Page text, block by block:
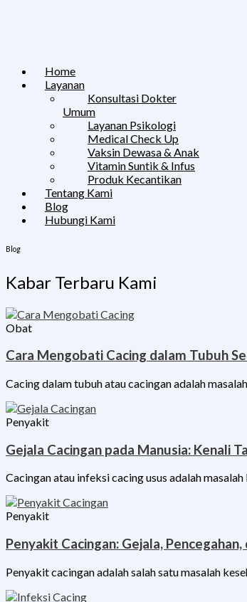
Home
Layanan
Konsultasi Dokter
Umum
Layanan Psikologi
Medical Check Up
Vaksin Dewasa & Anak
Vitamin Suntik & Infus
Produk Kecantikan
Tentang Kami
Blog
Hubungi Kami
Blog
Kabar Terbaru Kami
Obat
Cara Mengobati Cacing dalam Tubuh
Cacing dalam tubuh atau cacingan adalah
Penyakit
Gejala Cacingan pada Manusia: Kenali
Cacingan atau infeksi cacing usus adalah
Penyakit
Penyakit Cacingan: Gejala, Pencegahan,
Penyakit cacingan adalah salah satu masalah